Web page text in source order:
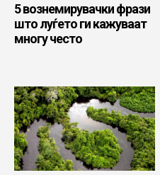
5 вознемирувачки фрази
што луѓето ги кажуваат
многу често